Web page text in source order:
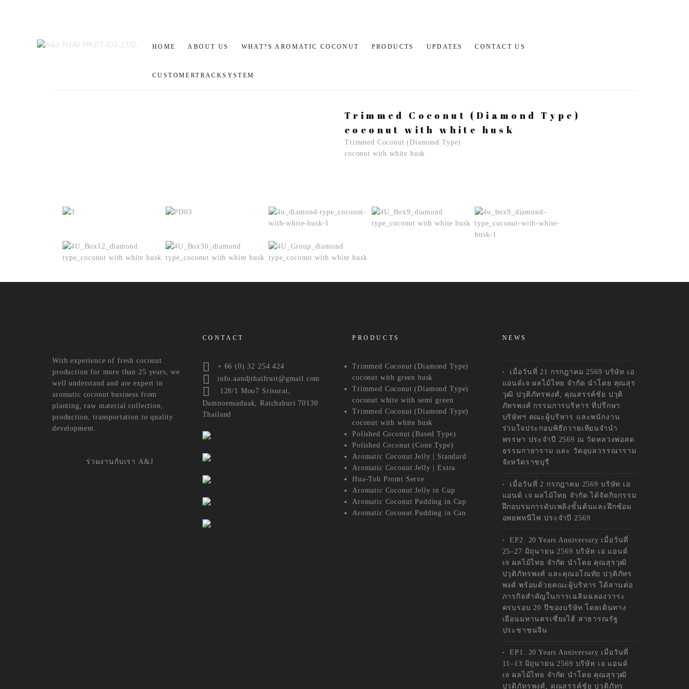
HOME ABOUT US WHAT?S AROMATIC COCONUT PRODUCTS UPDATES CONTACT US
CUSTOMERTRACKSYSTEM
Trimmed Coconut (Diamond Type)
coconut with white husk
Trimmed Coconut (Diamond Type)
coconut with white husk
With experience of fresh coconut
production for more than 25 years, we
well understand and are expert in
aromatic coconut business from
planting, raw material collection,
production, transportation to quality
development.
ร่วมงานกับเรา A&J
CONTACT
+ 66 (0) 32 254 424
info.aandjthaifruit@gmail.com
128/1 Moo7 Srisurat,
Damnoensaduak, Ratchaburi 70130
Thailand
PRODUCTS
Trimmed Coconut (Diamond Type)
coconut with green husk
Trimmed Coconut (Diamond Type)
coconut white with semi green
Trimmed Coconut (Diamond Type)
coconut with white husk
Polished Coconut (Based Type)
Polished Coconut (Cone Type)
Aromatic Coconut Jelly | Standard
Aromatic Coconut Jelly | Extra
Hua-Toh Promt Serve
Aromatic Coconut Jelly in Cup
Aromatic Coconut Pudding in Cup
Aromatic Coconut Pudding in Can
NEWS
เมื่อวันที่ 21 กรกฎาคม 2569 บริษัท เอ
แอนด์เจ ผลไม้ไทย จำกัด นำโดย คุณสุร
วุฒิ ปวุติภัทรพงศ์, คุณสรรค์ชัย ปวุติ
ภัทรพงศ์ กรรมการบริหาร ที่ปรึกษา
บริษัทฯ คณะผู้บริหาร และพนักงาน
ร่วมใจประกอบพิธีถวายเทียนจำนำ
พรรษา ประจำปี 2569 ณ วัดหลวงพ่อสด
ธรรมกายาราม และ วัดอุบลวรรณาราม
จังหวัดราชบุรี
เมื่อวันที่ 2 กรกฎาคม 2569 บริษัท เอ
แอนด์ เจ ผลไม้ไทย จำกัด ได้จัดกิจกรรม
ฝึกอบรมการดับเพลิงขั้นต้นและฝึกซ้อม
อพยพหนีไฟ ประจำปี 2569
EP2. 20 Years Anniversary เมื่อวันที่
25–27 มิถุนายน 2569 บริษัท เอ แอนด์
เจ ผลไม้ไทย จำกัด นำโดย คุณสุรวุฒิ
ปวุติภัทรพงศ์ และคุณอโณทัย ปวุติภัทร
พงศ์ พร้อมด้วยคณะผู้บริหาร ได้สานต่อ
ภารกิจสำคัญในการเฉลิมฉลองวาระ
ครบรอบ 20 ปีของบริษัท โดยเดินทาง
เยือนมหานครเซี่ยงไฮ้ สาธารณรัฐ
ประชาชนจีน
EP1. 20 Years Anniversary เมื่อวันที่
11–13 มิถุนายน 2569 บริษัท เอ แอนด์
เจ ผลไม้ไทย จำกัด นำโดย คุณสุรวุฒิ
ปวุติภัทรพงศ์, คุณสรรค์ชัย ปวุติภัทร